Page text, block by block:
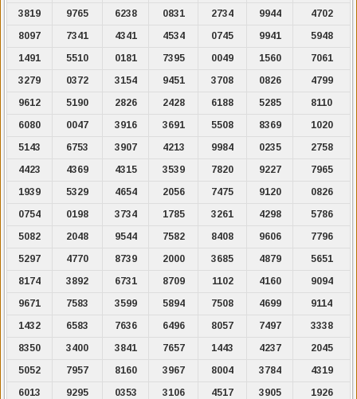
3819
9765 6238 0831 2734 9944
4702
8097
7341 4341 4534 0745 9941
5948
1491
5510 0181 7395 0049 1560
7061
3279
0372 3154 9451 3708 0826
4799
9612
5190 2826 2428 6188 5285
8110
6080
0047 3916 3691 5508 8369
1020
5143
6753 3907 4213 9984 0235
2758
4423
4369 4315 3539 7820 9227
7965
1939
5329 4654 2056 7475 9120
0826
0754
0198 3734 1785 3261 4298
5786
5082
2048 9544 7582 8408 9606
7796
5297
4770 8739 2000 3685 4879
5651
8174
3892 6731 8709 1102 4160
9094
9671
7583 3599 5894 7508 4699
9114
1432
6583 7636 6496 8057 7497
3338
8350
3400 3841 7657 1443 4237
2045
5052
7957 8160 3967 8004 3784
4319
6013
9295 0353 3106 4517 3905
1926